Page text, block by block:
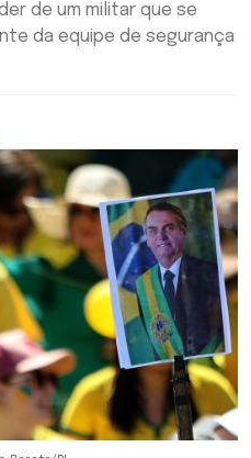
de um militar que se
da equipe de segurança